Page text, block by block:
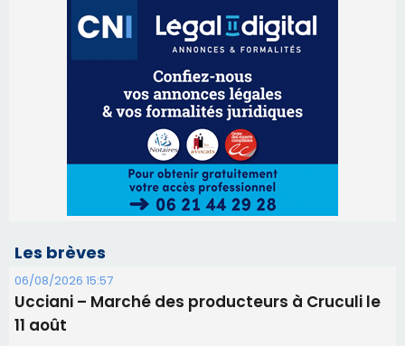
Les brèves
Ucciani – Marché des producteurs à Cruculi le
Corte – L’association A Nuciola organise une
projection sous les étoiles
Alata - Soirée Tango Argentin au stade de San
Benedetto
05/08/2026 09:53
Biguglia : messe de la Sainte-Marie et